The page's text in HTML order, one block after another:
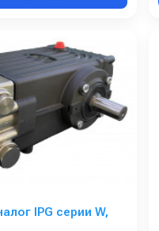
IPG серии W,